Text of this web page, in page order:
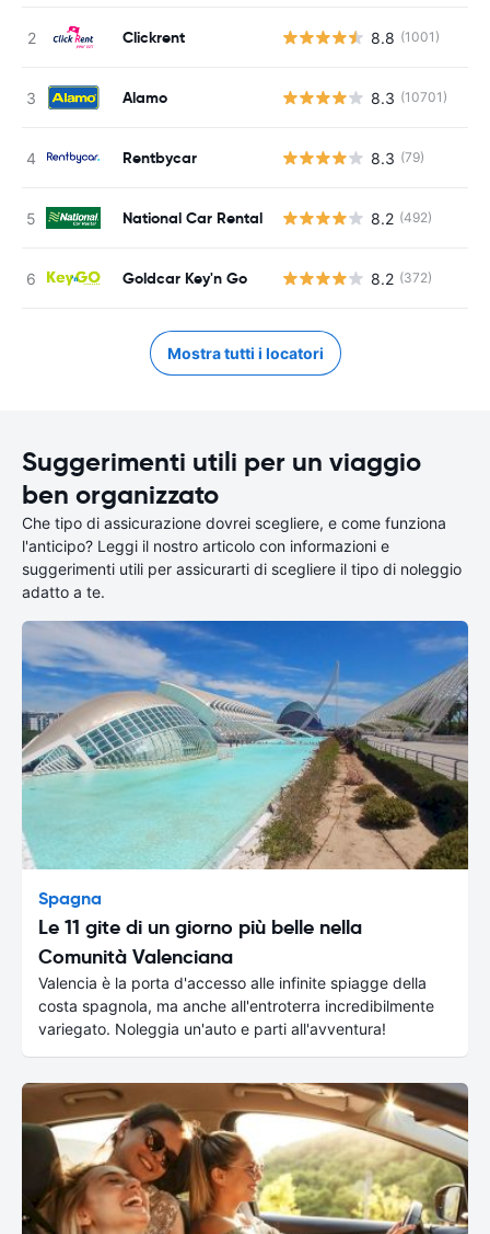
Clickrent 8.8 (1001)
Alamo 8.3 (10701)
Rentbycar 8.3 (79)
National Car Rental 8.2 (492)
Goldcar Key'n Go 8.2 (372)
Mostra tutti i locatori
Suggerimenti utili per un viaggio
ben organizzato
Che tipo di assicurazione dovrei scegliere, e come funziona
l'anticipo? Leggi il nostro articolo con informazioni e
suggerimenti utili per assicurarti di scegliere il tipo di noleggio
adatto a te.
Spagna
Le 11 gite di un giorno più belle nella
Comunità Valenciana
Valencia è la porta d'accesso alle infinite spiagge della
costa spagnola, ma anche all'entroterra incredibilmente
variegato. Noleggia un'auto e parti all'avventura!